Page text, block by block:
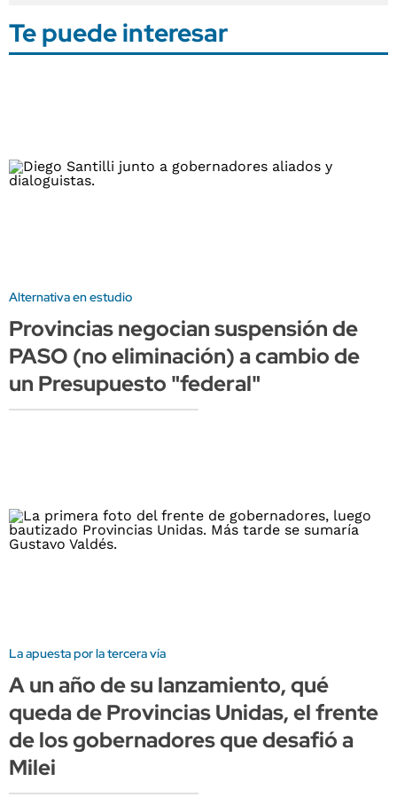
Te puede interesar
Alternativa en estudio
Provincias negocian suspensión de
PASO (no eliminación) a cambio de
un Presupuesto "federal"
La apuesta por la tercera vía
A un año de su lanzamiento, qué
queda de Provincias Unidas, el frente
de los gobernadores que desafió a
Milei